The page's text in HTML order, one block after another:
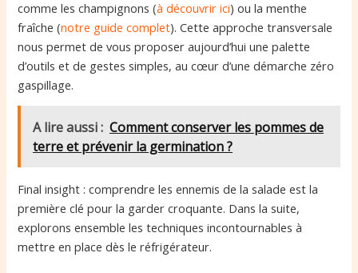
comme les champignons (à découvrir ici) ou la menthe
fraîche (notre guide complet). Cette approche transversale
nous permet de vous proposer aujourd’hui une palette
d’outils et de gestes simples, au cœur d’une démarche zéro
gaspillage.
A lire aussi : Comment conserver les pommes de
terre et prévenir la germination ?
Final insight : comprendre les ennemis de la salade est la
première clé pour la garder croquante. Dans la suite,
explorons ensemble les techniques incontournables à
mettre en place dès le réfrigérateur.